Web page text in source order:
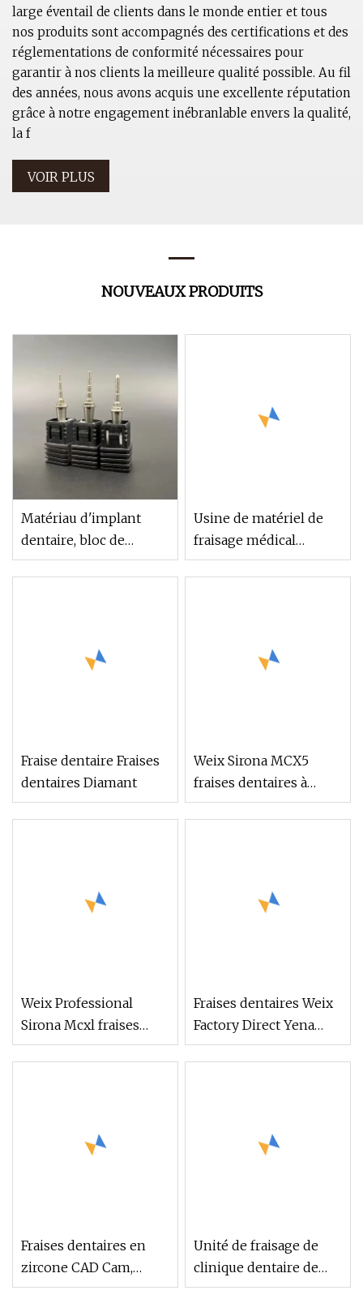
large éventail de clients dans le monde entier et tous
nos produits sont accompagnés des certifications et des
réglementations de conformité nécessaires pour
garantir à nos clients la meilleure qualité possible. Au fil
des années, nous avons acquis une excellente réputation
grâce à notre engagement inébranlable envers la qualité,
la f
VOIR PLUS
NOUVEAUX PRODUITS
Matériau d'implant
dentaire, bloc de
zircone CAD Cam,
Usine de matériel de
fraisage médical
clinique dentaire intra-
Fraise dentaire Fraises
dentaires Diamant
Weix Sirona MCX5
fraises dentaires à
revêtement diamant
Weix Professional
Sirona Mcxl fraises
dentaires céramique de
Fraises dentaires Weix
Factory Direct Yena
avec revêtement DLC
Fraises dentaires en
zircone CAD Cam,
diamant
Unité de fraisage de
clinique dentaire de
qualité supérieure, tige